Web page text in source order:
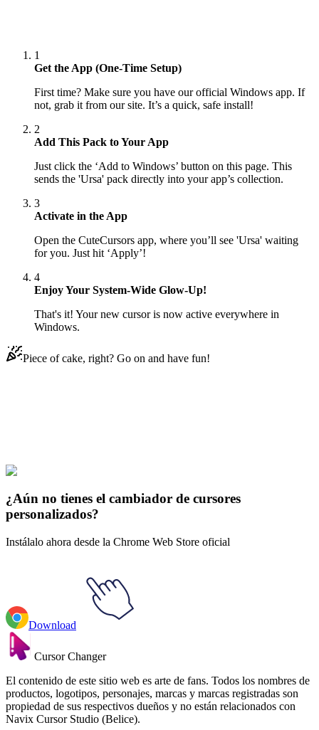
1
Get the App (One-Time Setup)
First time? Make sure you have our official Windows app. If
not, grab it from our site. It’s a quick, safe install!
2
Add This Pack to Your App
Just click the ‘Add to Windows’ button on this page. This
sends the 'Ursa' pack directly into your app’s collection.
3
Activate in the App
Open the CuteCursors app, where you’ll see 'Ursa' waiting
for you. Just hit ‘Apply’!
4
Enjoy Your System-Wide Glow-Up!
That's it! Your new cursor is now active everywhere in
Windows.
Piece of cake, right? Go on and have fun!
Explore All Collections
¿Aún no tienes el cambiador de cursores
personalizados?
Instálalo ahora desde la Chrome Web Store oficial
Download
Cursor Changer
El contenido de este sitio web es arte de fans. Todos los nombres de
productos, logotipos, personajes, marcas y marcas registradas son
propiedad de sus respectivos dueños y no están relacionados con
Navix Cursor Studio (Belice).